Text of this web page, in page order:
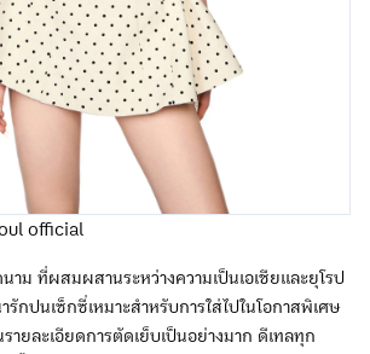
official
าม ที่ผสมผสานระหว่างความเป็นเอเชียและยุโรป
รักปนเซ็กซี่เหมาะสำหรับการใส่ไปในโอกาสพิเศษ
ายละเอียดการตัดเย็บเป็นอย่างมาก ดีเทลทุก